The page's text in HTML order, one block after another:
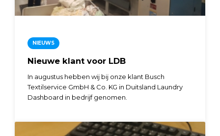
NIEUWS
Nieuwe klant voor LDB
In augustus hebben wij bij onze klant Busch
Textilservice GmbH & Co. KG in Duitsland Laundry
Dashboard in bedrijf genomen.